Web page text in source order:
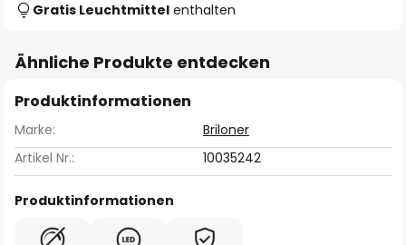
Gratis Leuchtmittel enthalten
Ähnliche Produkte entdecken
Produktinformationen
Marke:
Briloner
Artikel Nr.:
10035242
Produktinformationen